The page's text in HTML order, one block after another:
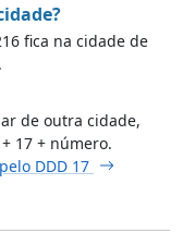
fica na cidade de
de outra cidade,
17 + número.
DDD 17